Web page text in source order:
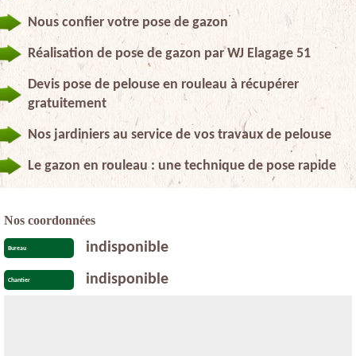
Nous confier votre pose de gazon
Réalisation de pose de gazon par WJ Elagage 51
Devis pose de pelouse en rouleau à récupérer
gratuitement
Nos jardiniers au service de vos travaux de pelouse
Le gazon en rouleau : une technique de pose rapide
Nos coordonnées
Bureau indisponible
Chantier indisponible